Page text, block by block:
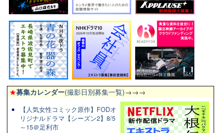
★募集カレンダー(撮影日別募集一覧)→→→
【人気女性コミック原作】FODオ
リジナルドラマ【シーズン2】8/5
～15＠足利市